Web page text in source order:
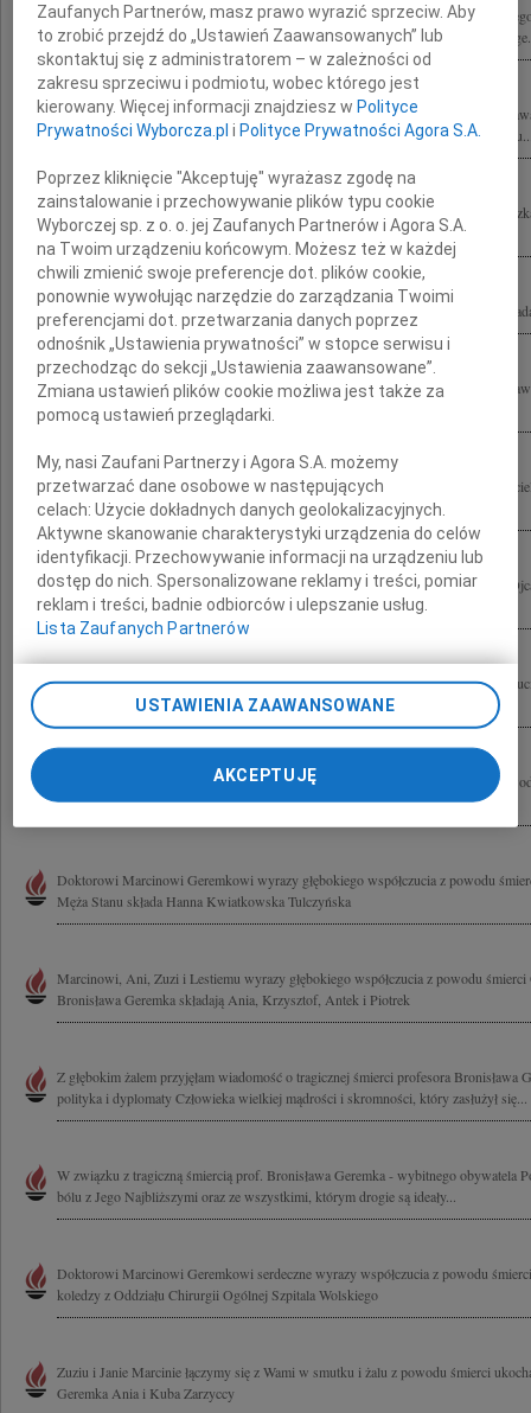
Z żalem przyjęliśmy wiadomość o śmierci profesora Bronisława Geremka
i Bliskim oraz Współpracownikom z Kolegium Europejskiego w Natolinie i
Wyrazy głębokiego żalu i współczucia Rodzinie nagle zmarłego profesora
Wsze Czasy" Międzynarodowego Centrum Słuchu i Mowy składa zespół
Bliskim Bronisława Geremka składamy wyrazy najgłębszego współczucia
Beylinowie
Marcinowi Geremkowi wyrazy głębokiego żalu i współczucia po śmierci Ojca
Z głębokim żalem i smutkiem przyjęliśmy wiadomość o tragicznej śmierci
wiernego Przyjaciela, wybitnego Polaka i Uczonego. Bliskim składamy wyrazy...
Łączymy się w smutku z Bliskimi Bronisława Geremka naszego wielkiego
Jacques Le Goff z Barbarą i Thomasem
Panu Doktorowi Marcinowi Geremkowi wyrazy współczucia z powodu śmierci
Anestezjologii i Intensywnej Terapii Szpitala Wolskiego w Warszawie
Naszemu Przyjacielowi Marcinowi Geremkowi wyrazy głębokiego żalu i
Taty składają Jola i Ula z rodzinami Marcinie, jesteśmy z Tobą.
Marcinowi Geremkowi oraz Jego Rodzinie wyrazy głębokiego współczucia z
i Ewa
Doktorowi Marcinowi Geremkowi wyrazy głębokiego współczucia z powodu
Męża Stanu składa Hanna Kwiatkowska Tulczyńska
Marcinowi, Ani, Zuzi i Lestiemu wyrazy głębokiego współczucia z powodu
Bronisława Geremka składają Ania, Krzysztof, Antek i Piotrek
Z głębokim żalem przyjęłam wiadomość o tragicznej śmierci profesora Bronisława
polityka i dyplomaty Człowieka wielkiej mądrości i skromności, który zasłużył się...
W związku z tragiczną śmiercią prof. Bronisława Geremka - wybitnego obywatela
bólu z Jego Najbliższymi oraz ze wszystkimi, którym drogie są ideały...
Doktorowi Marcinowi Geremkowi serdeczne wyrazy współczucia z powodu
koledzy z Oddziału Chirurgii Ogólnej Szpitala Wolskiego
Zuziu i Janie Marcinie łączymy się z Wami w smutku i żalu z powodu śmierci
Geremka Ania i Kuba Zarzyccy
Zaufanych Partnerów, masz prawo wyrazić sprzeciw. Aby
to zrobić przejdź do „Ustawień Zaawansowanych” lub
skontaktuj się z administratorem – w zależności od
zakresu sprzeciwu i podmiotu, wobec którego jest
kierowany. Więcej informacji znajdziesz w Polityce
Prywatności Wyborcza.pl i Polityce Prywatności Agora S.A.
Poprzez kliknięcie "Akceptuję" wyrażasz zgodę na
zainstalowanie i przechowywanie plików typu cookie
Wyborczej sp. z o. o. jej Zaufanych Partnerów i Agora S.A.
na Twoim urządzeniu końcowym. Możesz też w każdej
chwili zmienić swoje preferencje dot. plików cookie,
ponownie wywołując narzędzie do zarządzania Twoimi
preferencjami dot. przetwarzania danych poprzez
odnośnik „Ustawienia prywatności” w stopce serwisu i
przechodząc do sekcji „Ustawienia zaawansowane”.
Zmiana ustawień plików cookie możliwa jest także za
pomocą ustawień przeglądarki.
My, nasi Zaufani Partnerzy i Agora S.A. możemy
przetwarzać dane osobowe w następujących
celach:Użycie dokładnych danych geolokalizacyjnych.
Aktywne skanowanie charakterystyki urządzenia do celów
identyfikacji. Przechowywanie informacji na urządzeniu lub
dostęp do nich. Spersonalizowane reklamy i treści, pomiar
reklam i treści, badnie odbiorców i ulepszanie usług.
Lista Zaufanych Partnerów
USTAWIENIA ZAAWANSOWANE
AKCEPTUJĘ